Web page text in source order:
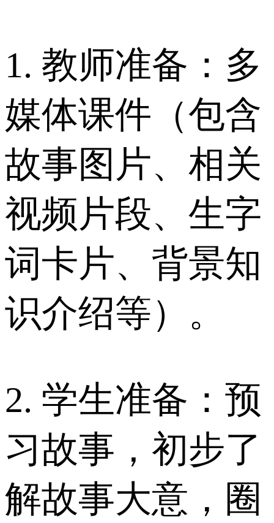
1. 教师准备：多
媒体课件（包含
故事图片、相关
视频片段、生字
词卡片、背景知
识介绍等）。
2. 学生准备：预
习故事，初步了
解故事大意，圈